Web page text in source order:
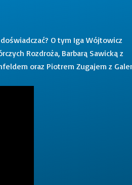
O tym Iga Wójtowicz
Rozdroża, Barbarą Sawicką z
oraz Piotrem Zugajem z